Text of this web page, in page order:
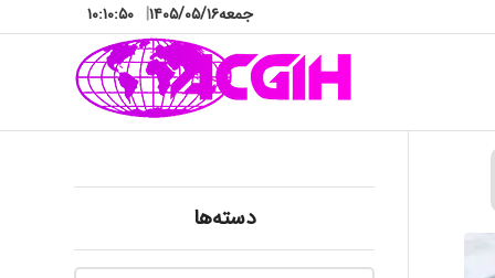
جمعه۱۴۰۵/۰۵/۱۶| ۱۰:۱۰:۵۲
دسته‌ها